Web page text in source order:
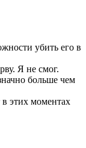
убить его в
Я не смог.
больше чем
в этих моментах